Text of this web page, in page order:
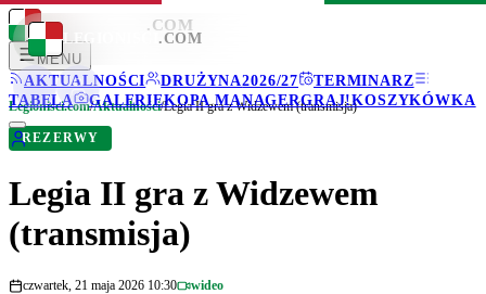
LEGIONISCI .COM
MENU
AKTUALNOŚCI
DRUŻYNA2026/27
TERMINARZ
TABELA
GALERIEKOPA MANAGERGRAJ!KOSZYKÓWKA
LEGIONISCI .COM
Legionisci.com/Aktualności/Legia II gra z Widzewem (transmisja)
REZERWY
Legia II gra z Widzewem
(transmisja)
czwartek, 21 maja 2026 10:30 wideo